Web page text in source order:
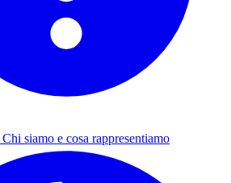
Chi siamo e cosa rappresentiamo